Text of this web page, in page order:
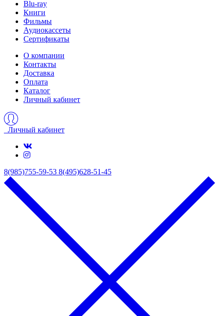
Blu-ray
Книги
Фильмы
Аудиокассеты
Сертификаты
О компании
Контакты
Доставка
Оплата
Каталог
Личный кабинет
Личный кабинет
8(985)755-59-53 8(495)628-51-45